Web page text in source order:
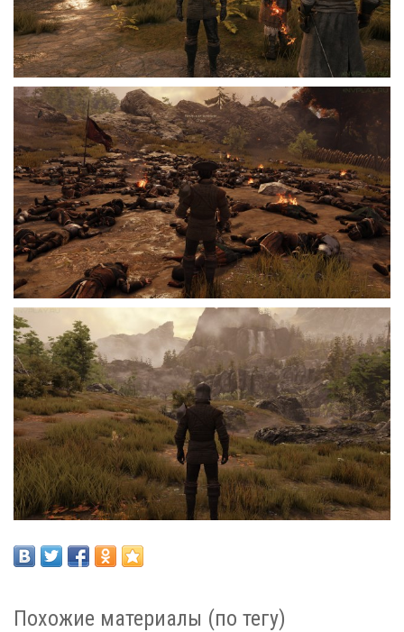
Похожие материалы (по тегу)